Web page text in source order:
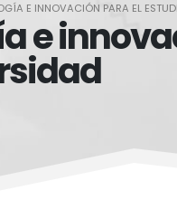
E INNOVACIÓN PARA EL
e